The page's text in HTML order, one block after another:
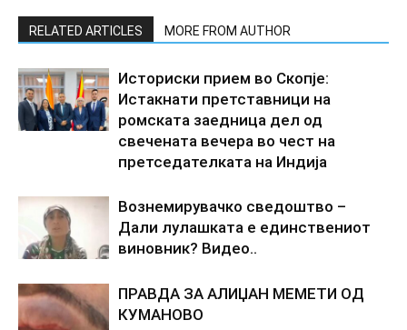
RELATED ARTICLES MORE FROM AUTHOR
Историски прием во Скопје:
Истакнати претставници на
ромската заедница дел од
свечената вечера во чест на
претседателката на Индија
Вознемирувачко сведоштво –
Дали лулашката е единствениот
виновник? Видео..
ПРАВДА ЗА АЛИЏАН МЕМЕТИ ОД
КУМАНОВО